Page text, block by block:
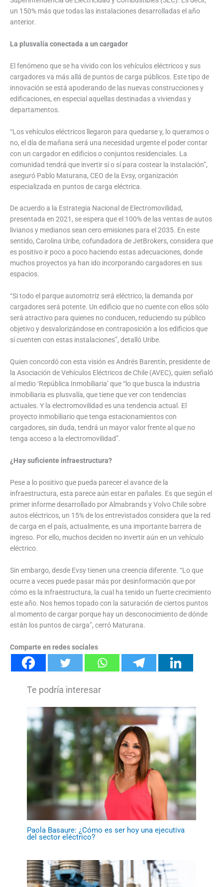
un 150% más que todas las instalaciones desarrolladas el año
anterior.
La plusvalía conectada a un cargador
El fenómeno que se ha vivido con los vehículos eléctricos y sus
cargadores va más allá de puntos de carga públicos. Este tipo de
innovación se está apoderando de las nuevas construcciones y
edificaciones, en especial aquellas destinadas a viviendas y
departamentos.
“Los vehículos eléctricos llegaron para quedarse y, lo queramos o
no, el día de mañana será una necesidad urgente el poder contar
con un cargador en edificios o conjuntos residenciales. La
comunidad tendrá que invertir sí o sí para costear la instalación”,
aseguró Pablo Maturana, CEO de la Evsy, organización
especializada en puntos de carga eléctrica.
De acuerdo a la Estrategia Nacional de Electromovilidad,
presentada en 2021, se espera que el 100% de las ventas de autos
livianos y medianos sean cero emisiones para el 2035. En este
sentido, Carolina Uribe, cofundadora de JetBrokers, considera que
es positivo ir poco a poco haciendo estas adecuaciones, donde
muchos proyectos ya han ido incorporando cargadores en sus
espacios.
“Si todo el parque automotriz será eléctrico, la demanda por
cargadores será potente. Un edificio que no cuente con ellos sólo
será atractivo para quienes no conducen, reduciendo su público
objetivo y desvalorizándose en contraposición a los edificios que
sí cuenten con estas instalaciones”, detalló Uribe.
Quien concordó con esta visión es Andrés Barentín, presidente de
la Asociación de Vehículos Eléctricos de Chile (AVEC), quien señaló
al medio ‘República Inmobiliaria’ que “lo que busca la industria
inmobiliaria es plusvalía, que tiene que ver con tendencias
actuales. Y la electromovilidad es una tendencia actual. El
proyecto inmobiliario que tenga estacionamientos con
cargadores, sin duda, tendrá un mayor valor frente al que no
tenga acceso a la electromovilidad”.
¿Hay suficiente infraestructura?
Pese a lo positivo que pueda parecer el avance de la
infraestructura, esta parece aún estar en pañales. Es que según el
primer informe desarrollado por Almabrands y Volvo Chile sobre
autos eléctricos, un 15% de los entrevistados considera que la red
de carga en el país, actualmente, es una importante barrera de
ingreso. Por ello, muchos deciden no invertir aún en un vehículo
eléctrico.
Sin embargo, desde Evsy tienen una creencia diferente. “Lo que
ocurre a veces puede pasar más por desinformación que por
cómo es la infraestructura, la cual ha tenido un fuerte crecimiento
este año. Nos hemos topado con la saturación de ciertos puntos
al momento de cargar porque hay un desconocimiento de dónde
están los puntos de carga”, cerró Maturana.
Comparte en redes sociales
Paola Basaure: ¿Cómo es ser hoy una ejecutiva
del sector eléctrico?